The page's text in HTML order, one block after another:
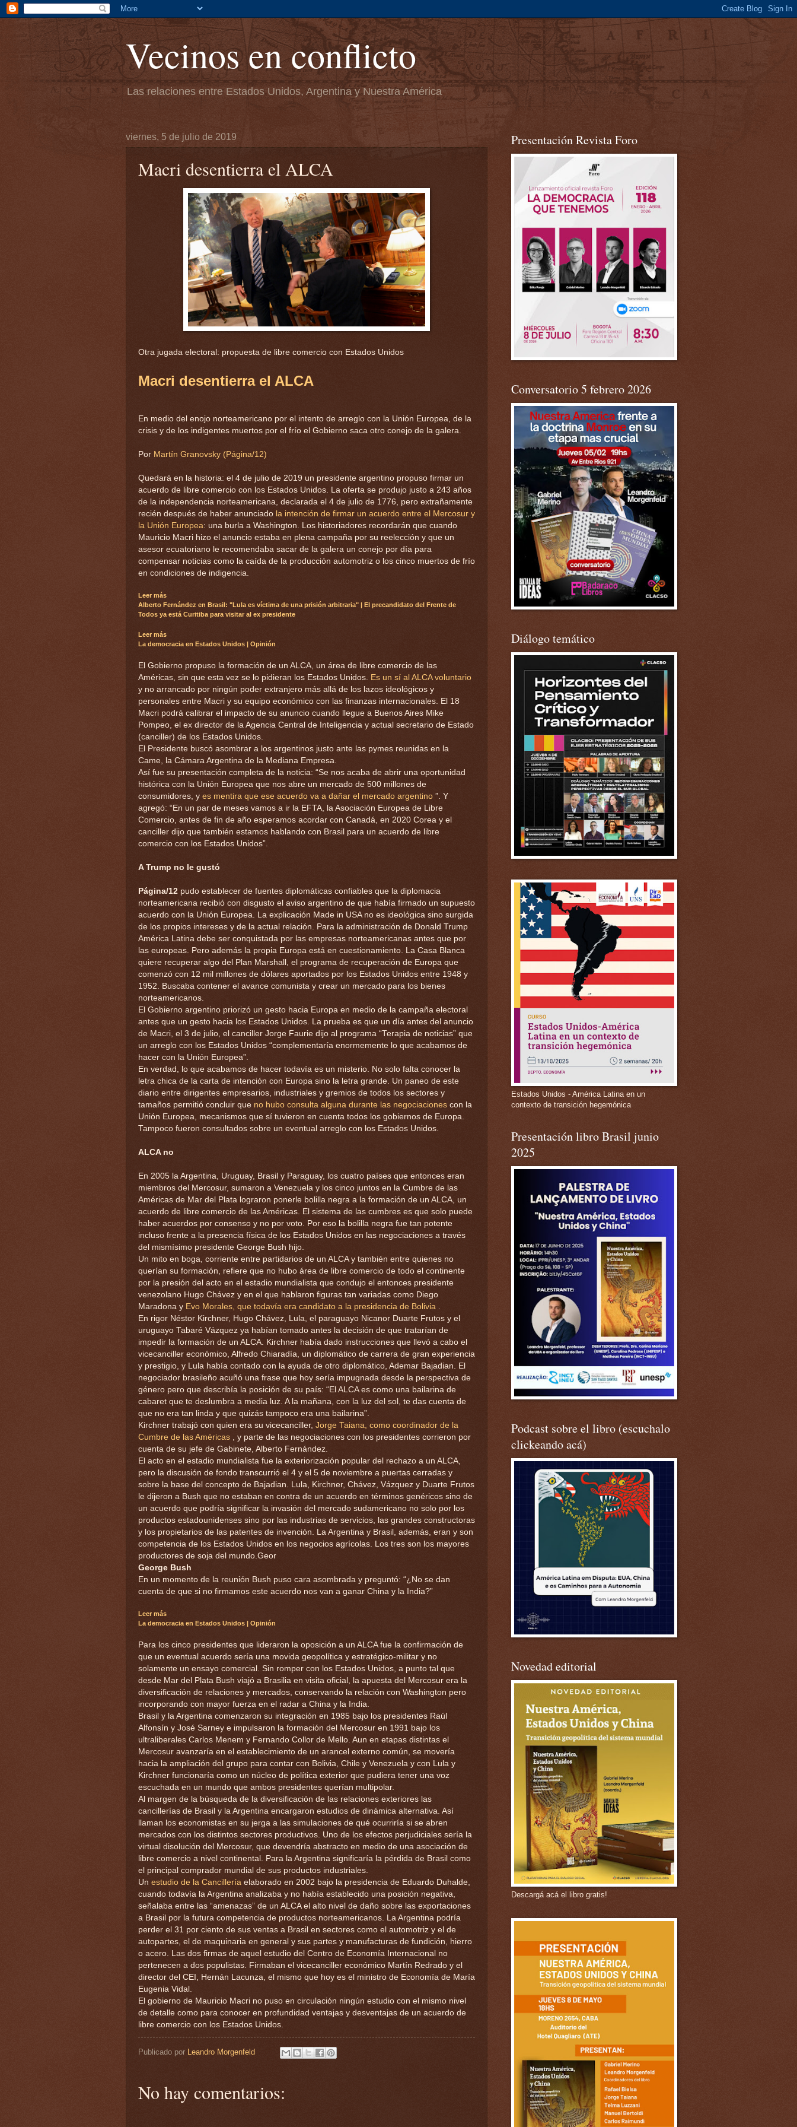
Vecinos en conflicto
Las relaciones entre Estados Unidos, Argentina y Nuestra América
viernes, 5 de julio de 2019
Macri desentierra el ALCA
Otra jugada electoral: propuesta de libre comercio con Estados Unidos
Macri desentierra el ALCA
En medio del enojo norteamericano por el intento de arreglo con la Unión Europea, de la
crisis y de los indigentes muertos por el frío el Gobierno saca otro conejo de la galera.
Por Martín Granovsky (Página/12)
Quedará en la historia: el 4 de julio de 2019 un presidente argentino propuso firmar un
acuerdo de libre comercio con los Estados Unidos. La oferta se produjo justo a 243 años
de la independencia norteamericana, declarada el 4 de julio de 1776, pero extrañamente
recién después de haber anunciado la intención de firmar un acuerdo entre el Mercosur y
la Unión Europea: una burla a Washington. Los historiadores recordarán que cuando
Mauricio Macri hizo el anuncio estaba en plena campaña por su reelección y que un
asesor ecuatoriano le recomendaba sacar de la galera un conejo por día para
compensar noticias como la caída de la producción automotriz o los cinco muertos de frío
en condiciones de indigencia.
Leer más
Alberto Fernández en Brasil: "Lula es víctima de una prisión arbitraria" | El precandidato del Frente de
Todos ya está Curitiba para visitar al ex presidente
Leer más
La democracia en Estados Unidos
Opinión
El Gobierno propuso la formación de un ALCA, un área de libre comercio de las
Américas, sin que esta vez se lo pidieran los Estados Unidos. Es un sí al ALCA voluntario
y no arrancado por ningún poder extranjero más allá de los lazos ideológicos y
personales entre Macri y su equipo económico con las finanzas internacionales. El 18
Macri podrá calibrar el impacto de su anuncio cuando llegue a Buenos Aires Mike
Pompeo, el ex director de la Agencia Central de Inteligencia y actual secretario de Estado
(canciller) de los Estados Unidos.
El Presidente buscó asombrar a los argentinos justo ante las pymes reunidas en la
Came, la Cámara Argentina de la Mediana Empresa.
Así fue su presentación completa de la noticia: “Se nos acaba de abrir una oportunidad
histórica con la Unión Europea que nos abre un mercado de 500 millones de
consumidores, y es mentira que ese acuerdo va a dañar el mercado argentino ”. Y
agregó: “En un par de meses vamos a ir la EFTA, la Asociación Europea de Libre
Comercio, antes de fin de año esperamos acordar con Canadá, en 2020 Corea y el
canciller dijo que también estamos hablando con Brasil para un acuerdo de libre
comercio con los Estados Unidos”.
A Trump no le gustó
Página/12 pudo establecer de fuentes diplomáticas confiables que la diplomacia
norteamericana recibió con disgusto el aviso argentino de que había firmado un supuesto
acuerdo con la Unión Europea. La explicación Made in USA no es ideológica sino surgida
de los propios intereses y de la actual relación. Para la administración de Donald Trump
América Latina debe ser conquistada por las empresas norteamericanas antes que por
las europeas. Pero además la propia Europa está en cuestionamiento. La Casa Blanca
quiere recuperar algo del Plan Marshall, el programa de recuperación de Europa que
comenzó con 12 mil millones de dólares aportados por los Estados Unidos entre 1948 y
1952. Buscaba contener el avance comunista y crear un mercado para los bienes
norteamericanos.
El Gobierno argentino priorizó un gesto hacia Europa en medio de la campaña electoral
antes que un gesto hacia los Estados Unidos. La prueba es que un día antes del anuncio
de Macri, el 3 de julio, el canciller Jorge Faurie dijo al programa “Terapia de noticias” que
un arreglo con los Estados Unidos “complementaría enormemente lo que acabamos de
hacer con la Unión Europea”.
En verdad, lo que acabamos de hacer todavía es un misterio. No solo falta conocer la
letra chica de la carta de intención con Europa sino la letra grande. Un paneo de este
diario entre dirigentes empresarios, industriales y gremios de todos los sectores y
tamaños permitió concluir que no hubo consulta alguna durante las negociaciones con la
Unión Europea, mecanismos que sí tuvieron en cuenta todos los gobiernos de Europa.
Tampoco fueron consultados sobre un eventual arreglo con los Estados Unidos.
ALCA no
En 2005 la Argentina, Uruguay, Brasil y Paraguay, los cuatro países que entonces eran
miembros del Mercosur, sumaron a Venezuela y los cinco juntos en la Cumbre de las
Américas de Mar del Plata lograron ponerle bolilla negra a la formación de un ALCA, un
acuerdo de libre comercio de las Américas. El sistema de las cumbres es que solo puede
haber acuerdos por consenso y no por voto. Por eso la bolilla negra fue tan potente
incluso frente a la presencia física de los Estados Unidos en las negociaciones a través
del mismísimo presidente George Bush hijo.
Un mito en boga, corriente entre partidarios de un ALCA y también entre quienes no
querían su formación, refiere que no hubo área de libre comercio de todo el continente
por la presión del acto en el estadio mundialista que condujo el entonces presidente
venezolano Hugo Chávez y en el que hablaron figuras tan variadas como Diego
Maradona y Evo Morales, que todavía era candidato a la presidencia de Bolivia .
En rigor Néstor Kirchner, Hugo Chávez, Lula, el paraguayo Nicanor Duarte Frutos y el
uruguayo Tabaré Vázquez ya habían tomado antes la decisión de que tratarían de
impedir la formación de un ALCA. Kirchner había dado instrucciones que llevó a cabo el
vicecanciller económico, Alfredo Chiaradía, un diplomático de carrera de gran experiencia
y prestigio, y Lula había contado con la ayuda de otro diplomático, Ademar Bajadian. El
negociador brasileño acuñó una frase que hoy sería impugnada desde la perspectiva de
género pero que describía la posición de su país: “El ALCA es como una bailarina de
cabaret que te deslumbra a media luz. A la mañana, con la luz del sol, te das cuenta de
que no era tan linda y que quizás tampoco era una bailarina”.
Kirchner trabajó con quien era su vicecanciller, Jorge Taiana, como coordinador de la
Cumbre de las Américas , y parte de las negociaciones con los presidentes corrieron por
cuenta de su jefe de Gabinete, Alberto Fernández.
El acto en el estadio mundialista fue la exteriorización popular del rechazo a un ALCA,
pero la discusión de fondo transcurrió el 4 y el 5 de noviembre a puertas cerradas y
sobre la base del concepto de Bajadian. Lula, Kirchner, Chávez, Vázquez y Duarte Frutos
le dijeron a Bush que no estaban en contra de un acuerdo en términos genéricos sino de
un acuerdo que podría significar la invasión del mercado sudamericano no solo por los
productos estadounidenses sino por las industrias de servicios, las grandes constructoras
y los propietarios de las patentes de invención. La Argentina y Brasil, además, eran y son
competencia de los Estados Unidos en los negocios agrícolas. Los tres son los mayores
productores de soja del mundo.Geor
George Bush
En un momento de la reunión Bush puso cara asombrada y preguntó: “¿No se dan
cuenta de que si no firmamos este acuerdo nos van a ganar China y la India?”
Leer más
La democracia en Estados Unidos | Opinión
Para los cinco presidentes que lideraron la oposición a un ALCA fue la confirmación de
que un eventual acuerdo sería una movida geopolítica y estratégico-militar y no
solamente un ensayo comercial. Sin romper con los Estados Unidos, a punto tal que
desde Mar del Plata Bush viajó a Brasilia en visita oficial, la apuesta del Mercosur era la
diversificación de relaciones y mercados, conservando la relación con Washington pero
incorporando con mayor fuerza en el radar a China y la India.
Brasil y la Argentina comenzaron su integración en 1985 bajo los presidentes Raúl
Alfonsín y José Sarney e impulsaron la formación del Mercosur en 1991 bajo los
ultraliberales Carlos Menem y Fernando Collor de Mello. Aun en etapas distintas el
Mercosur avanzaría en el establecimiento de un arancel externo común, se movería
hacia la ampliación del grupo para contar con Bolivia, Chile y Venezuela y con Lula y
Kirchner funcionaría como un núcleo de política exterior que pudiera tener una voz
escuchada en un mundo que ambos presidentes querían multipolar.
Al margen de la búsqueda de la diversificación de las relaciones exteriores las
cancillerías de Brasil y la Argentina encargaron estudios de dinámica alternativa. Así
llaman los economistas en su jerga a las simulaciones de qué ocurriría si se abren
mercados con los distintos sectores productivos. Uno de los efectos perjudiciales sería la
virtual disolución del Mercosur, que devendría abstracto en medio de una asociación de
libre comercio a nivel continental. Para la Argentina significaría la pérdida de Brasil como
el principal comprador mundial de sus productos industriales.
Un estudio de la Cancillería elaborado en 2002 bajo la presidencia de Eduardo Duhalde,
cuando todavía la Argentina analizaba y no había establecido una posición negativa,
señalaba entre las “amenazas” de un ALCA el alto nivel de daño sobre las exportaciones
a Brasil por la futura competencia de productos norteamericanos. La Argentina podría
perder el 31 por ciento de sus ventas a Brasil en sectores como el automotriz y el de
autopartes, el de maquinaria en general y sus partes y manufacturas de fundición, hierro
o acero. Las dos firmas de aquel estudio del Centro de Economía Internacional no
pertenecen a dos populistas. Firmaban el vicecanciller económico Martín Redrado y el
director del CEI, Hernán Lacunza, el mismo que hoy es el ministro de Economía de María
Eugenia Vidal.
El gobierno de Mauricio Macri no puso en circulación ningún estudio con el mismo nivel
de detalle como para conocer en profundidad ventajas y desventajas de un acuerdo de
libre comercio con los Estados Unidos.
Publicado por Leandro Morgenfeld
No hay comentarios:
Presentación Revista Foro
Conversatorio 5 febrero 2026
Diálogo temático
Estados Unidos - América Latina en un
contexto de transición hegemónica
Presentación libro Brasil junio
2025
Podcast sobre el libro (escuchalo
clickeando acá)
Novedad editorial
Descargá acá el libro gratis!